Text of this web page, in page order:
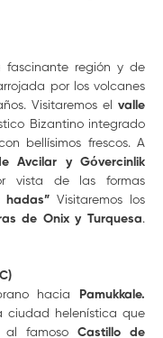
fascinante región y de
por los volcanes
Visitaremos el valle
Bizantino integrado
bellísimos frescos. A
Avcilar y Gόvercinlik
vista de las formas
hadas” Visitaremos los
de Onix y Turquesa.
hacia
Pamukkale.
ciudad helenística que
al famosoCastillo de